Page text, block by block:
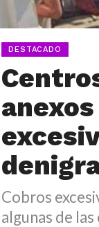
DESTACADO
Cobros
algunas de